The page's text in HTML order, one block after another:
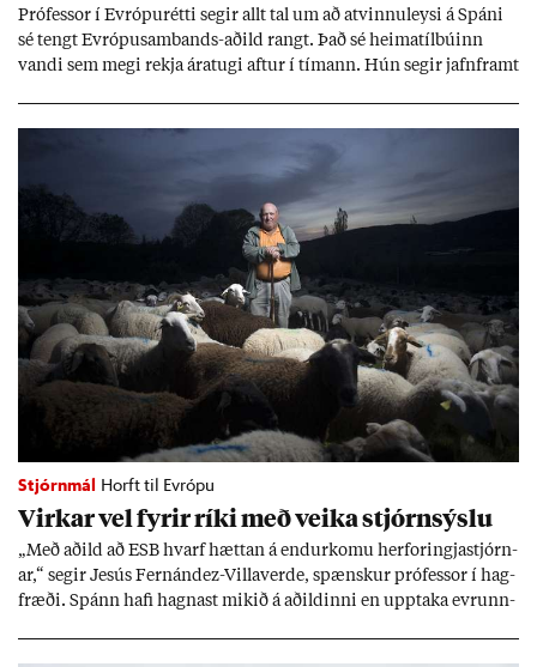
Pró­fess­or í Evr­ópu­rétti seg­ir allt tal um að at­vinnu­leysi á Spáni
sé tengt Evr­ópu­sam­bands-að­ild rangt. Það sé heima­tíl­bú­inn
vandi sem megi rekja ára­tugi aft­ur í tím­ann. Hún seg­ir jafn­framt
Stjórnmál Horft til Evrópu
Virk­ar vel fyr­ir ríki með veika stjórn­sýslu
„Með að­ild að ESB hvarf hætt­an á end­ur­komu her­for­ingja­stjórn­
ar,“ seg­ir Jesús Fer­nández-Villa­ver­de, spænsk­ur pró­fess­or í hag­
fræði. Spánn hafi hagn­ast mik­ið á að­ild­inni en upp­taka evr­unn­